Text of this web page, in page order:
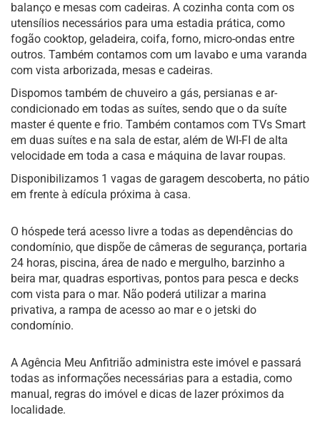
balanço e mesas com cadeiras. A cozinha conta com os
utensílios necessários para uma estadia prática, como
fogão cooktop, geladeira, coifa, forno, micro-ondas entre
outros. Também contamos com um lavabo e uma varanda
com vista arborizada, mesas e cadeiras.
Dispomos também de chuveiro a gás, persianas e ar-
condicionado em todas as suítes, sendo que o da suíte
master é quente e frio. Também contamos com TVs Smart
em duas suítes e na sala de estar, além de WI-FI de alta
velocidade em toda a casa e máquina de lavar roupas.
Disponibilizamos 1 vagas de garagem descoberta, no pátio
em frente à edícula próxima à casa.
O hóspede terá acesso livre a todas as dependências do
condomínio, que dispõe de câmeras de segurança, portaria
24 horas, piscina, área de nado e mergulho, barzinho a
beira mar, quadras esportivas, pontos para pesca e decks
com vista para o mar. Não poderá utilizar a marina
privativa, a rampa de acesso ao mar e o jetski do
condomínio.
A Agência Meu Anfitrião administra este imóvel e passará
todas as informações necessárias para a estadia, como
manual, regras do imóvel e dicas de lazer próximos da
localidade.